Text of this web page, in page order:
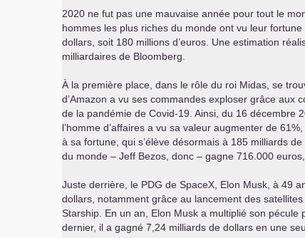
2020 ne fut pas une mauvaise année pour tout le
hommes les plus riches du monde ont vu leur
dollars, soit 180 millions d’euros. Une estimation
milliardaires de Bloomberg.
À la première place, dans le rôle du roi Midas, se
d’Amazon a vu ses commandes exploser grâce aux
de la pandémie de Covid-19. Ainsi, du 16 décembre
l’homme d’affaires a vu sa valeur augmenter de
à sa fortune, qui s’élève désormais à 185 milliards
du monde – Jeff Bezos, donc – gagne 716.000
Juste derrière, le PDG de SpaceX, Elon Musk, à 49
dollars, notamment grâce au lancement des
Starship. En un an, Elon Musk a multiplié son pécule
dernier, il a gagné 7,24 milliards de dollars en une